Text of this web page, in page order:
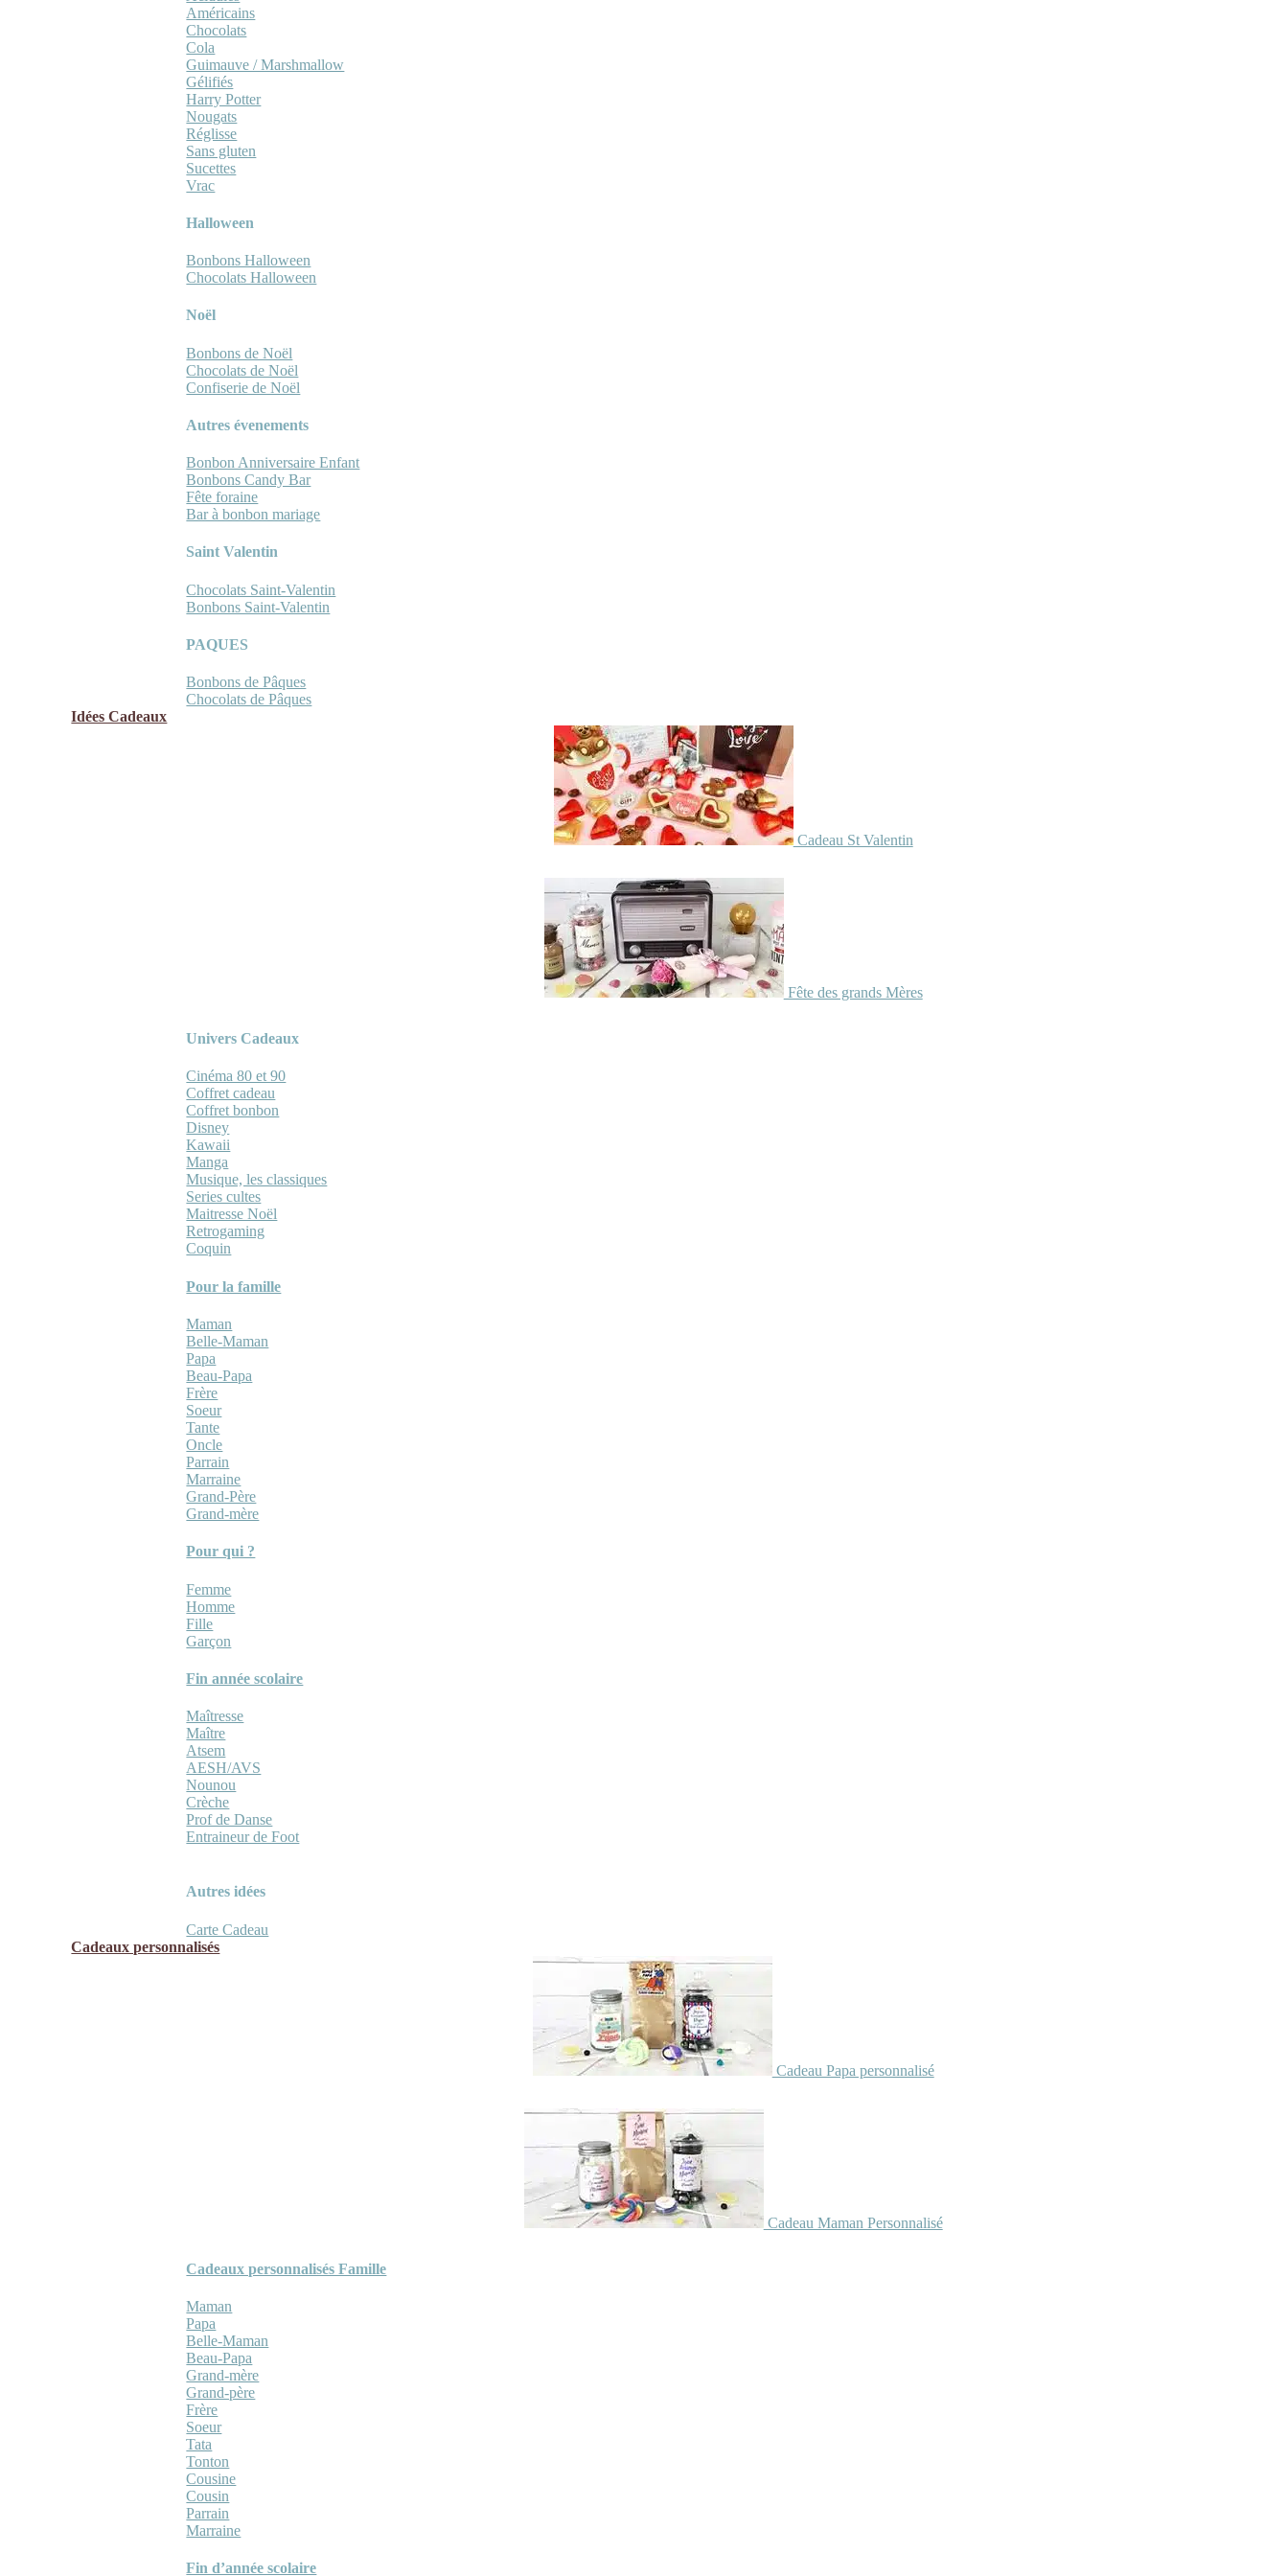
Américains
Chocolats
Cola
Guimauve / Marshmallow
Gélifiés
Harry Potter
Nougats
Réglisse
Sans gluten
Sucettes
Vrac
Halloween
Bonbons Halloween
Chocolats Halloween
Noël
Bonbons de Noël
Chocolats de Noël
Confiserie de Noël
Autres évenements
Bonbon Anniversaire Enfant
Bonbons Candy Bar
Fête foraine
Bar à bonbon mariage
Saint Valentin
Chocolats Saint-Valentin
Bonbons Saint-Valentin
PAQUES
Bonbons de Pâques
Chocolats de Pâques
Idées Cadeaux
Cadeau St Valentin
Fête des grands Mères
Univers Cadeaux
Cinéma 80 et 90
Coffret cadeau
Coffret bonbon
Disney
Kawaii
Manga
Musique, les classiques
Series cultes
Maitresse Noël
Retrogaming
Coquin
Pour la famille
Maman
Belle-Maman
Papa
Beau-Papa
Frère
Soeur
Tante
Oncle
Parrain
Marraine
Grand-Père
Grand-mère
Pour qui ?
Femme
Homme
Fille
Garçon
Fin année scolaire
Maîtresse
Maître
Atsem
AESH/AVS
Nounou
Crèche
Prof de Danse
Entraineur de Foot
Autres idées
Carte Cadeau
Cadeaux personnalisés
Cadeau Papa personnalisé
Cadeau Maman Personnalisé
Cadeaux personnalisés Famille
Maman
Papa
Belle-Maman
Beau-Papa
Grand-mère
Grand-père
Frère
Soeur
Tata
Tonton
Cousine
Cousin
Parrain
Marraine
Fin d’année scolaire